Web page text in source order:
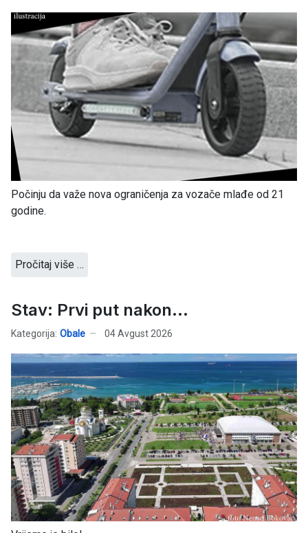
Počinju da važe nova ograničenja za vozače mlađe od 21
godine.
Pročitaj više …
Stav: Prvi put nakon…
Kategorija: Obale 04 Avgust 2026